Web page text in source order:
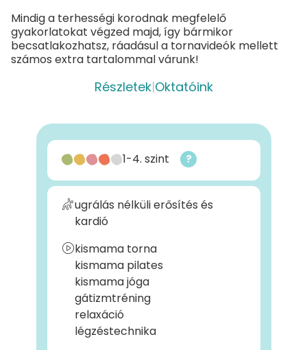
Részletek|Oktatóink
Mindig a terhességi korodnak megfelelő
gyakorlatokat végzed majd, így bármikor
becsatlakozhatsz, ráadásul a tornavideók mellett
számos extra tartalommal várunk!
1-4. szint ?
ugrálás nélküli erősítés és
kardió
kismama torna
kismama pilates
kismama jóga
gátizmtréning
relaxáció
légzéstechnika